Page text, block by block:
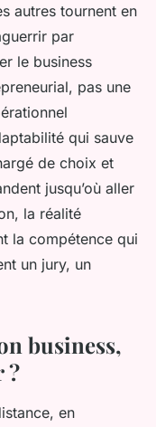
autres tournent en
par
le business
pas une
qui sauve
de choix et
jusqu’où aller
la réalité
la compétence qui
un jury, un
business,
?
en